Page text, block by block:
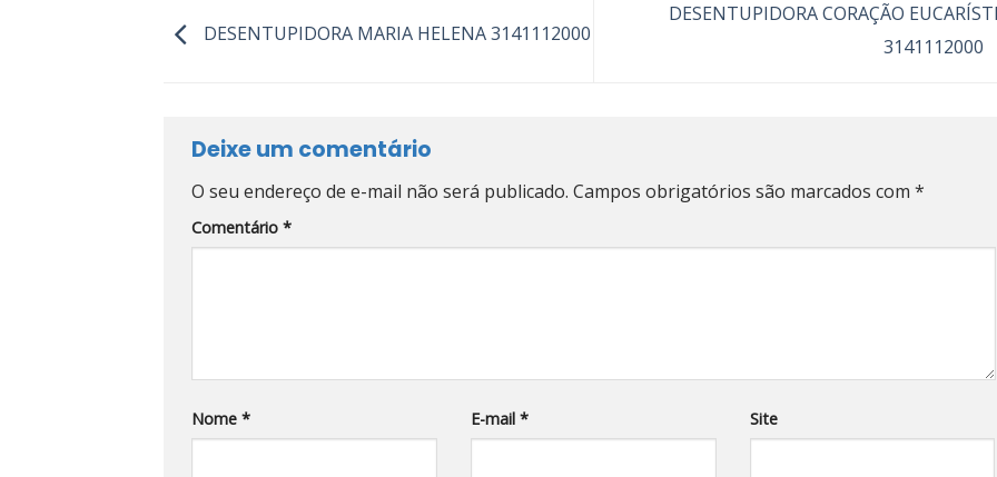
DESENTUPIDORA MARIA HELENA 3141112000
DESENTUPIDORA CORAÇÃO
3141112000
Deixe um comentário
O seu endereço de e-mail não será publicado. Campos obrigatórios são marcados com *
Comentário *
Nome * E-mail * Site